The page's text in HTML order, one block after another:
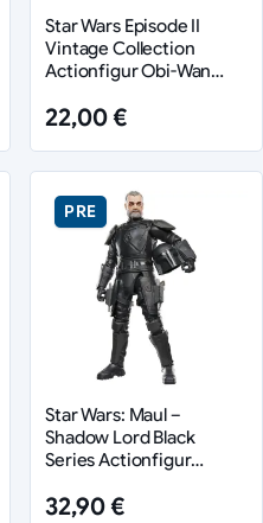
Star Wars Episode II
Vintage Collection
Actionfigur Obi-Wan
22,00 €
PRE
Star Wars: Maul –
Shadow Lord Black
Series Actionfigur
Commando Kebris 15 cm
32,90 €